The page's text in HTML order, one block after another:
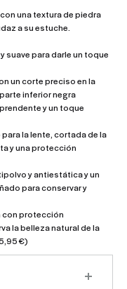
una textura de piedra
a su estuche.
suave para darle un toque
un corte preciso en la
inferior negra
y un toque
la lente, cortada de la
y una protección
y antiestática y un
para conservar y
con protección
la belleza natural de la
5,95€)